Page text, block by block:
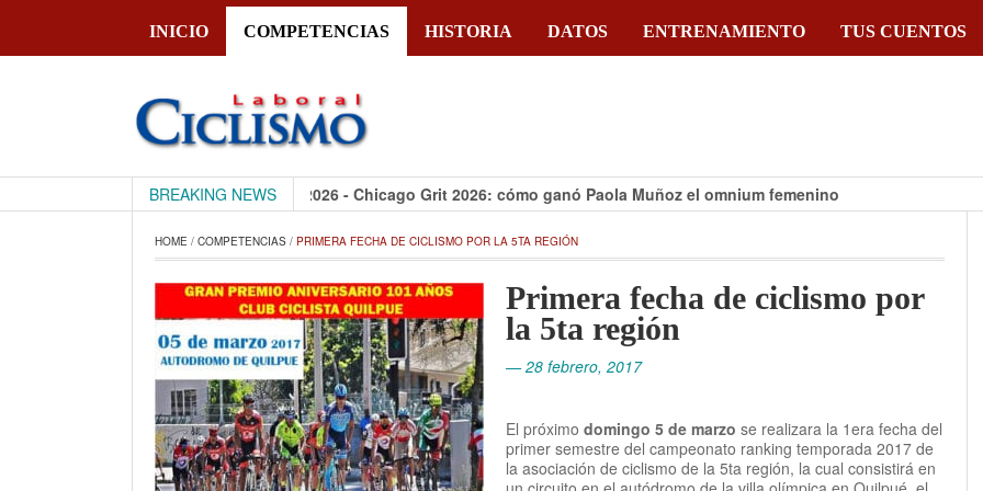
INICIO COMPETENCIAS HISTORIA DATOS ENTRENAMIENTO TUS CUENTOS
CiclismoLaboral
BREAKING NEWS
28 julio, 2026 - Chicago Grit 2026: cómo ganó Paola Muñoz el omnium femenino
HOME / COMPETENCIAS / PRIMERA FECHA DE CICLISMO POR LA 5TA REGIÓN
Primera fecha de ciclismo por
la 5ta región
— 28 febrero, 2017
El próximo domingo 5 de marzo se realizara la 1era fecha del
primer semestre del campeonato ranking temporada 2017 de
la asociación de ciclismo de la 5ta región, la cual consistirá en